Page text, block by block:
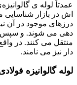
عمدتاً لوله ی
اش در بازار
درزهای موجود در آن
دهی می شوند. و سپس
منتقل می کنند. در
دار نیز می نامند.
لوله گالوانیزه